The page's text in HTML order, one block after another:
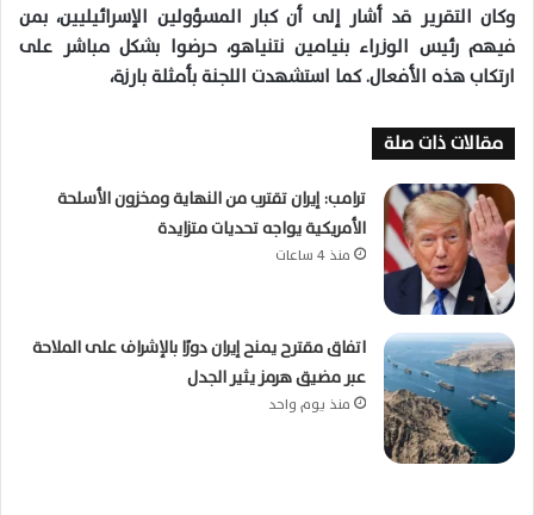
وكان التقرير قد أشار إلى أن كبار المسؤولين الإسرائيليين، بمن
فيهم رئيس الوزراء بنيامين نتنياهو، حرضوا بشكل مباشر على
ارتكاب هذه الأفعال. كما استشهدت اللجنة بأمثلة بارزة،
مقالات ذات صلة
ترامب: إيران تقترب من النهاية ومخزون الأسلحة
الأمريكية يواجه تحديات متزايدة
منذ 4 ساعات
اتفاق مقترح يمنح إيران دورًا بالإشراف على الملاحة
عبر مضيق هرمز يثير الجدل
منذ يوم واحد